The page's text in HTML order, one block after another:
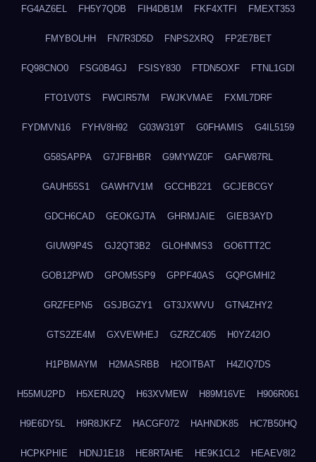
FG4AZ6EL FH5Y7QDB FIH4DB1M FKF4XTFI FMEXT353
FMYBOLHH FN7R3D5D FNPS2XRQ FP2E7BET
FQ98CNO0 FSG0B4GJ FSISY830 FTDN5OXF FTNL1GDI
FTO1V0TS FWCIR57M FWJKVMAE FXML7DRF
FYDMVN16 FYHV8H92 G03W319T G0FHAMIS G4IL5159
G58SAPPA G7JFBHBR G9MYWZ0F GAFW87RL
GAUH55S1 GAWH7V1M GCCHB221 GCJEBCGY
GDCH6CAD GEOKGJTA GHRMJAIE GIEB3AYD
GIUW9P4S GJ2QT3B2 GLOHNMS3 GO6TTT2C
GOB12PWD GPOM5SP9 GPPF40AS GQPGMHI2
GRZFEPN5 GSJBGZY1 GT3JXWVU GTN4ZHY2
GTS2ZE4M GXVEWHEJ GZRZC405 H0YZ42IO
H1PBMAYM H2MASRBB H2OITBAT H4ZIQ7DS
H55MU2PD H5XERU2Q H63XVMEW H89M16VE H906R061
H9E6DY5L H9R8JKFZ HACGF072 HAHNDK85 HC7B50HQ
HCPKPHIE HDNJ1E18 HE8RTAHE HE9K1CL2 HEAEV8I2